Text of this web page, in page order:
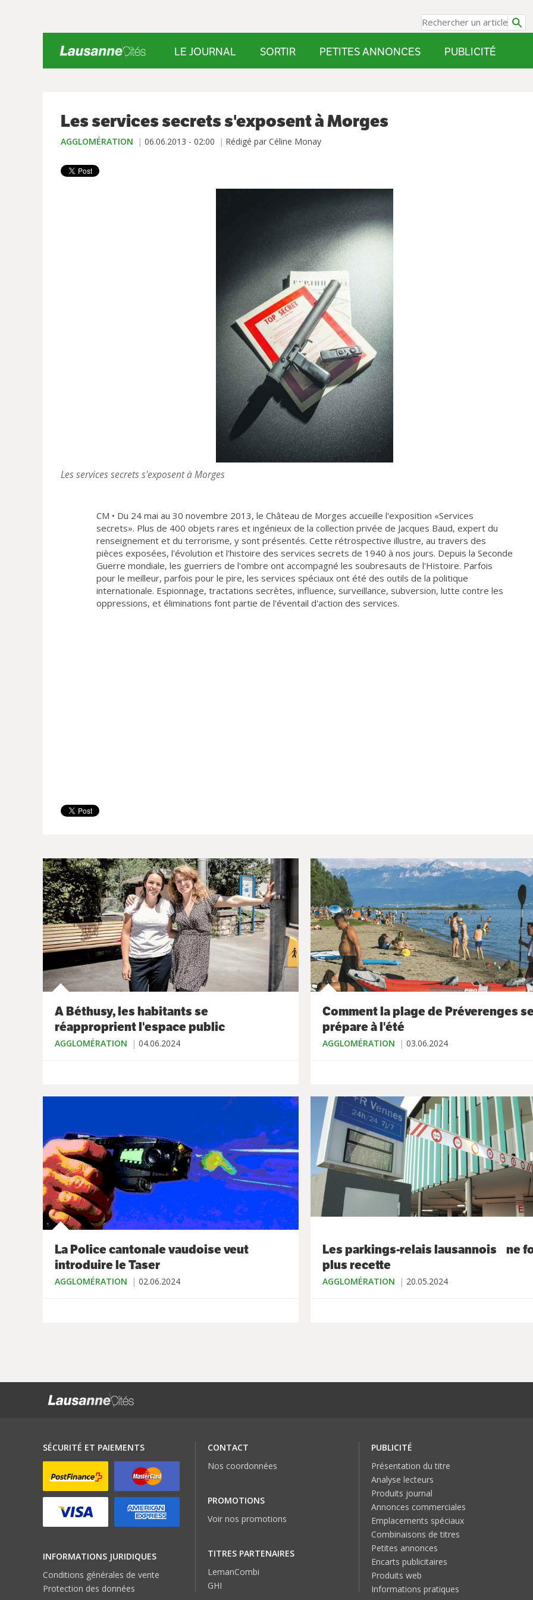
LE JOURNAL SORTIR PETITES ANNONCES PUBLICITÉ
Les services secrets s'exposent à Morges
AGGLOMÉRATION 06.06.2013 - 02:00 Rédigé par Céline Monay
Les services secrets s'exposent à Morges
CM • Du 24 mai au 30 novembre 2013, le Château de Morges accueille l'exposition «Services
secrets». Plus de 400 objets rares et ingénieux de la collection privée de Jacques Baud, expert du
renseignement et du terrorisme, y sont présentés. Cette rétrospective illustre, au travers des
pièces exposées, l'évolution et l'histoire des services secrets de 1940 à nos jours. Depuis la Seconde
Guerre mondiale, les guerriers de l'ombre ont accompagné les soubresauts de l'Histoire. Parfois
pour le meilleur, parfois pour le pire, les services spéciaux ont été des outils de la politique
internationale. Espionnage, tractations secrètes, influence, surveillance, subversion, lutte contre les
oppressions, et éliminations font partie de l'éventail d'action des services.
A Béthusy, les habitants se
réapproprient l'espace public
AGGLOMÉRATION 04.06.2024
Comment la plage de Préverenges
prépare à l'été
AGGLOMÉRATION 03.06.2024
La Police cantonale vaudoise veut
introduire le Taser
AGGLOMÉRATION 02.06.2024
Les parkings-relais lausannois ne
plus recette
AGGLOMÉRATION 20.05.2024
SÉCURITÉ ET PAIEMENTS
INFORMATIONS JURIDIQUES
Conditions générales de vente
Protection des données
CONTACT
Nos coordonnées
PROMOTIONS
Voir nos promotions
TITRES PARTENAIRES
LemanCombi
GHI
PUBLICITÉ
Présentation du titre
Analyse lecteurs
Produits journal
Annonces commerciales
Emplacements spéciaux
Combinaisons de titres
Petites annonces
Encarts publicitaires
Produits web
Informations pratiques